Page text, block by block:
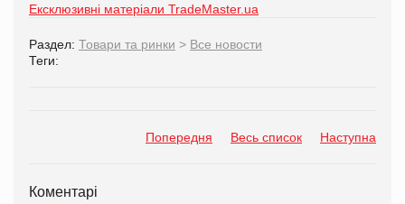
Ексклюзивні матеріали TradeMaster.ua
Раздел: Товари та ринки > Все новости
Теги:
Попередня Весь список Наступна
Коментарі